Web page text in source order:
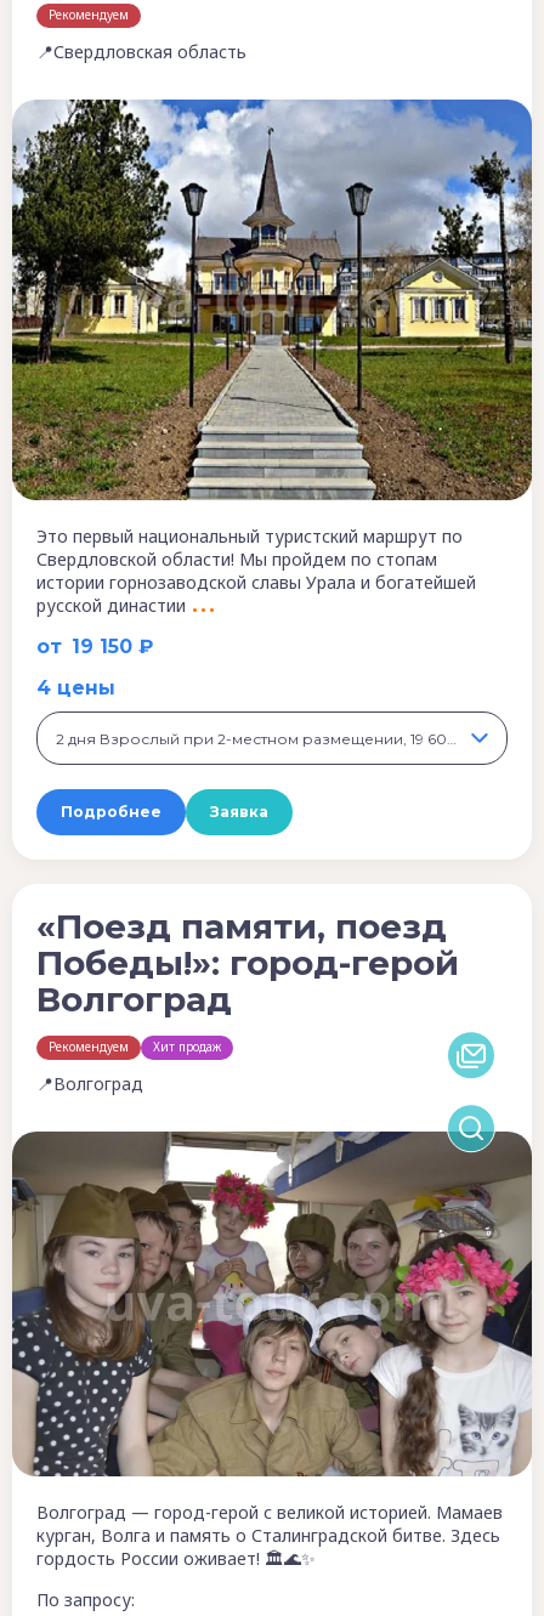
от 19 150 ₽
Рекомендуем
📍Свердловская область
Это первый национальный туристский маршрут по
Свердловской области! Мы пройдем по стопам
истории горнозаводской славы Урала и богатейшей
русской династии
4 цены
Подробнее Заявка
«Поезд памяти, поезд
Победы!»: город-герой
Волгоград
Рекомендуем Хит продаж
📍Волгоград
Волгоград — город-герой с великой историей. Мамаев
курган, Волга и память о Сталинградской битве. Здесь
гордость России оживает! 🏛️🌊✨
По запросу: